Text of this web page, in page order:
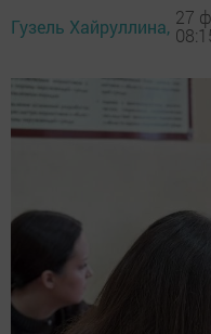
Гузель Хайруллина, 27